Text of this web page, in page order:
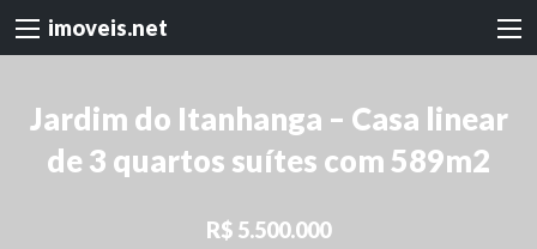
imoveis.net
Jardim do Itanhanga – Casa linear
de 3 quartos suítes com 589m2
R$ 5.500.000